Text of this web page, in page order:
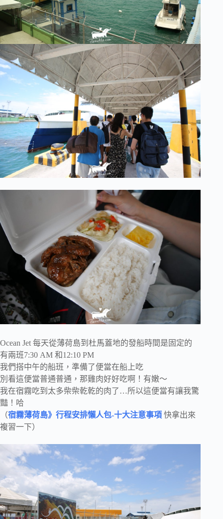
Ocean Jet 每天從薄荷島到杜馬蓋地的發船時間是固定的
有兩班7:30 AM 和12:10 PM
我們搭中午的船班，準備了便當在船上吃
別看這便當普通普通，那雞肉好好吃啊！有嫩～
我在宿霧吃到太多柴柴乾乾的肉了…所以這便當有讓我驚
豔！哈
（宿霧薄荷島》行程安排懶人包-十大注意事項 快拿出來
複習一下）